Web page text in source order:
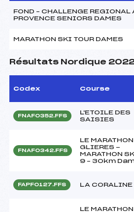
FOND – CHALLENGE REGIONAL
PROVENCE SENIORS DAMES
MARATHON SKI TOUR DAMES
Résultats Nordique
Codex Course
FNAF0352.FFS
L'ETOILE DES
SAISIES
FNAF0342.FFS
LE
GLIERES -
MARATHON
9 – 30km
FAPF0127.FFS LA CORALINE
LE MARATHON